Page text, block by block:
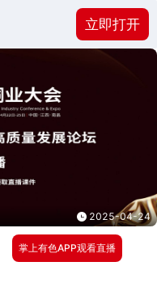
立即打开
2025-04-24
掌上有色APP观看直播